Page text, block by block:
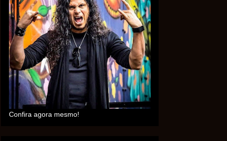
Confira agora mesmo!